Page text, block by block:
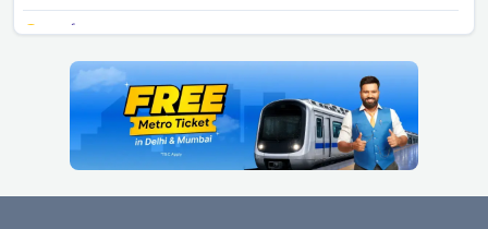
अर्जन गढ़ 29.4 km
अर्थला 25.8 km
अशोक पार्क मेन
आश्रम 22.5 km